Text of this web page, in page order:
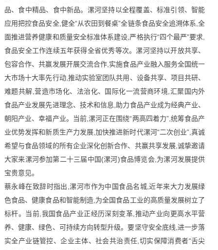
品、食中精品、食中新品。漯河坚持以全程覆盖、标准引领、智能
应用把控食品安全,健全“从农田到餐桌”全链条食品安全追溯体系,全
面推进营养健康和质量安全标准体系建设,严格执行“四个最严”要求,
食品安全工作连续五年获得全省优秀等次。漯河坚持以开放共享、
包容合作、共赢发展开展交流合作,实施食品产业融入服务全国统一
大市场十大率先行动,推动实验室团队共用、设备共享、项目共研、
难题共解,营造市场化、法治化、国际化一流营商环境,汇聚国内外
食品产业发展先进理念、技术和信息,助力食品产业成为经典产业、
朝阳产业、幸福产业。当前,漯河正在围绕“两高四着力”,统筹食品产
业优势发挥和新质生产力发展,加快推进新时代漯河“二次创业”,真诚
希望与食品领域的所有企业深化创新合作、共赢共享发展,诚挚邀请
大家来漯河参加第二十三届中国(漯河)食品博览会,为漯河发展提供
宝贵意见。
蔡永峰在致辞时指出,漯河市作为中国食品名城,近年来大力发展绿
色食品、健康食品和智能制造,为全国食品工业的高质量发展树立了
标杆。当前,我国食品产业正经历深刻变革,推动产业向更高水平营
养、健康、绿色、可持续方向转型升级。要坚守安全底线,进一步落
实全产业链管控、企业主体、社会共治责任,切实保障消费者“舌尖